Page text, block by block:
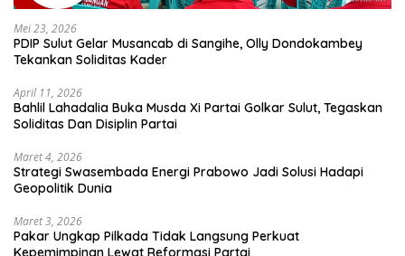
Mei 23, 2026
PDIP Sulut Gelar Musancab di Sangihe, Olly Dondokambey
Tekankan Soliditas Kader
April 11, 2026
Bahlil Lahadalia Buka Musda Xi Partai Golkar Sulut, Tegaskan
Soliditas Dan Disiplin Partai
Maret 4, 2026
Strategi Swasembada Energi Prabowo Jadi Solusi Hadapi
Geopolitik Dunia
Maret 3, 2026
Pakar Ungkap Pilkada Tidak Langsung Perkuat
Kepemimpinan Lewat Reformasi Partai